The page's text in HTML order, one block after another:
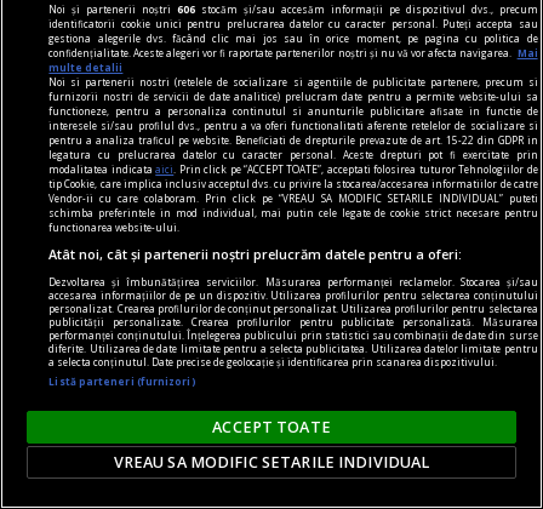
confort
Produse esențiale pentru confortul casei tale
Confortul unei locuințe nu este dat doar de
dimensiunea spațiului sau de aspectul
mobilierului, ci de modul în care toate
elementele funcționează împreună pentru a crea
o atmosferă echilibrată.
Noi și partenerii noștri606 stocăm și/sau accesăm informații pe dispozitivul dvs., precum
identificatorii cookie unici pentru prelucrarea datelor cu caracter personal. Puteți accepta sau
gestiona alegerile dvs. făcând clic mai jos sau în orice moment, pe pagina cu politica de
confidențialitate. Aceste alegeri vor fi raportate partenerilor noștri și nu vă vor afecta navigarea.
Mai
multe detalii
Noi si partenerii nostri (retelele de socializare si agentiile de publicitate partenere, precum si
furnizorii nostri de servicii de date analitice) prelucram date pentru a permite website-ului sa
functioneze, pentru a personaliza continutul si anunturile publicitare afisate in functie de
interesele si/sau profilul dvs., pentru a va oferi functionalitati aferente retelelor de socializare si
pentru a analiza traficul pe website. Beneficiati de drepturile prevazute de art. 15-22 din GDPR in
legatura cu prelucrarea datelor cu caracter personal. Aceste drepturi pot fi exercitate prin
modalitatea indicataaici
. Prin click pe “ACCEPT TOATE”, acceptati folosirea tuturor Tehnologiilor de
tip Cookie, care implica inclusiv acceptul dvs. cu privire la stocarea/accesarea informatiilor de catre
Vendor-ii cu care colaboram. Prin click pe “VREAU SA MODIFIC SETARILE INDIVIDUAL” puteti
schimba preferintele in mod individual, mai putin cele legate de cookie strict necesare pentru
functionarea website-ului.
Atât noi, cât și partenerii noștri prelucrăm datele pentru a oferi:
Dezvoltarea și îmbunătățirea serviciilor. Măsurarea performanței reclamelor. Stocarea și/sau
accesarea informațiilor de pe un dispozitiv. Utilizarea profilurilor pentru selectarea conținutului
personalizat. Crearea profilurilor de conținut personalizat. Utilizarea profilurilor pentru selectarea
publicității personalizate. Crearea profilurilor pentru publicitate personalizată. Măsurarea
performanței conținutului. Înțelegerea publicului prin statistici sau combinații de date din surse
diferite. Utilizarea de date limitate pentru a selecta publicitatea. Utilizarea datelor limitate pentru
a selecta conținutul. Date precise de geolocație și identificarea prin scanarea dispozitivului.
Listă parteneri (furnizori)
ACCEPT TOATE
VREAU SA MODIFIC SETARILE INDIVIDUAL